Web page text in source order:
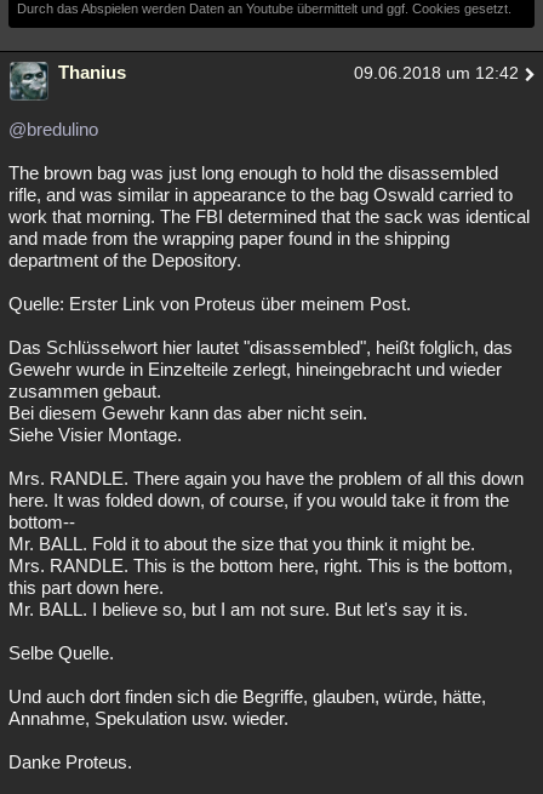
Durch das Abspielen werden Daten an Youtube übermittelt und ggf. Cookies gesetzt.
Thanius 09.06.2018 um 12:42
@bredulino
The brown bag was just long enough to hold the disassembled
rifle, and was similar in appearance to the bag Oswald carried to
work that morning. The FBI determined that the sack was identical
and made from the wrapping paper found in the shipping
department of the Depository.
Quelle: Erster Link von Proteus über meinem Post.
Das Schlüsselwort hier lautet "disassembled", heißt folglich, das
Gewehr wurde in Einzelteile zerlegt, hineingebracht und wieder
zusammen gebaut.
Bei diesem Gewehr kann das aber nicht sein.
Siehe Visier Montage.
Mrs. RANDLE. There again you have the problem of all this down
here. It was folded down, of course, if you would take it from the
bottom--
Mr. BALL. Fold it to about the size that you think it might be.
Mrs. RANDLE. This is the bottom here, right. This is the bottom,
this part down here.
Mr. BALL. I believe so, but I am not sure. But let's say it is.
Selbe Quelle.
Und auch dort finden sich die Begriffe, glauben, würde, hätte,
Annahme, Spekulation usw. wieder.
Danke Proteus.